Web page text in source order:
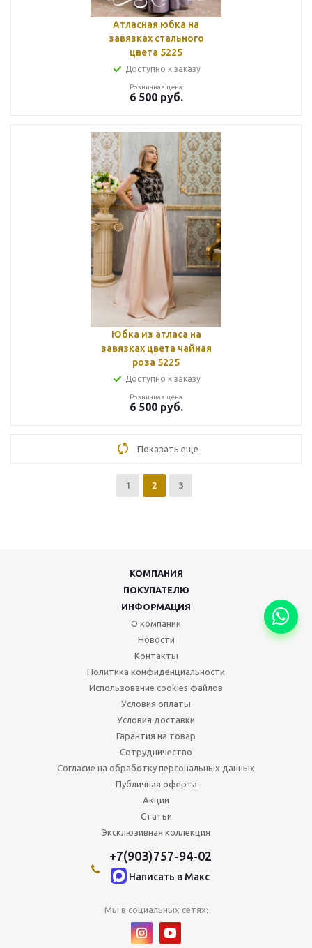
Атласная юбка на
завязках стального
цвета 5225
Доступно к заказу
Розничная цена
6 500руб.
Юбка из атласа на
завязках цвета чайная
роза 5225
Доступно к заказу
Розничная цена
6 500руб.
Показать еще
1 2 3
КОМПАНИЯ
ПОКУПАТЕЛЮ
ИНФОРМАЦИЯ
О компании
Новости
Контакты
Политика конфиденциальности
Использование cookies файлов
Условия оплаты
Условия доставки
Гарантия на товар
Сотрудничество
Согласие на обработку персональных данных
Публичная оферта
Акции
Статьи
Эксклюзивная коллекция
+7(903)757-94-02
Написать в Maкс
Мы в социальных сетях: